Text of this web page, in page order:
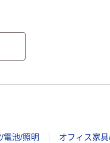
電池/照明 オフィス家